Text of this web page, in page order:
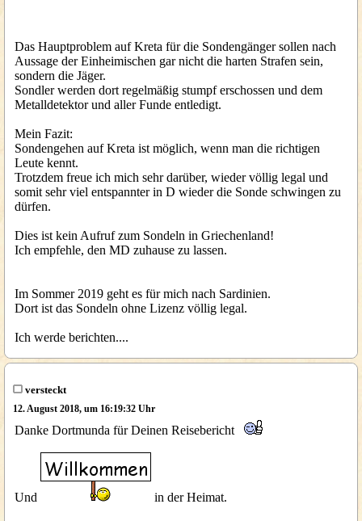
Das Hauptproblem auf Kreta für die Sondengänger sollen nach
Aussage der Einheimischen gar nicht die harten Strafen sein,
sondern die Jäger.
Sondler werden dort regelmäßig stumpf erschossen und dem
Metalldetektor und aller Funde entledigt.
Mein Fazit:
Sondengehen auf Kreta ist möglich, wenn man die richtigen
Leute kennt.
Trotzdem freue ich mich sehr darüber, wieder völlig legal und
somit sehr viel entspannter in D wieder die Sonde schwingen zu
dürfen.
Dies ist kein Aufruf zum Sondeln in Griechenland!
Ich empfehle, den MD zuhause zu lassen.
Im Sommer 2019 geht es für mich nach Sardinien.
Dort ist das Sondeln ohne Lizenz völlig legal.
Ich werde berichten....
versteckt
12. August 2018, um 16:19:32 Uhr
Danke Dortmunda für Deinen Reisebericht
Und in der Heimat.